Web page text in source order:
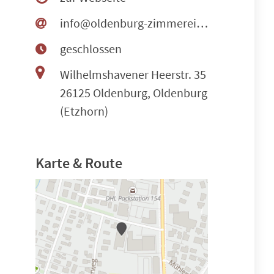
info@oldenburg-zimmerei.com
geschlossen
Wilhelmshavener Heerstr. 35
26125 Oldenburg, Oldenburg
(Etzhorn)
Karte & Route